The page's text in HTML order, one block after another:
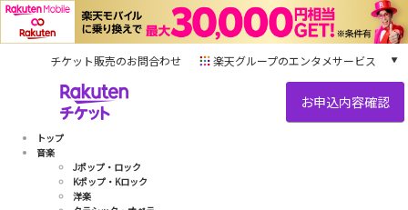
チケット販売のお問合わせ 楽天グループのエンタメサービス
本/ゲーム/CD/DVD
チケット
楽天チケット
トップ
音楽
Jポップ・ロック
Kポップ・Kロック
洋楽